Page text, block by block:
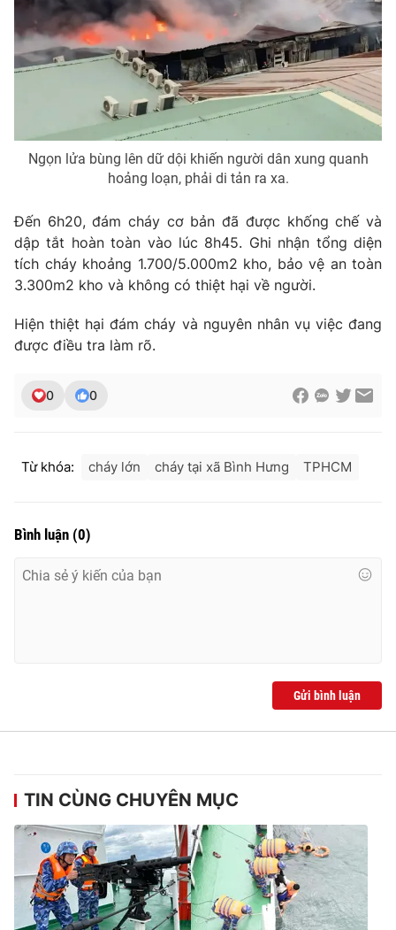
Theo dõi báo trên
Cơ quan chủ quản: Đài Truyền hình Việt Nam
Cơ quan báo chí:Thời báo VTV
Giấy phép hoạt động báo in và báo điện tử số 483/GP-BTTTT
cấp ngày 29/12/2023
Phó Tổng Biên tập:
Nguyễn Thị Mỹ Hạnh, Phạm Quốc Thắng,
Nguyễn Trọng Ninh
Ðiện thoại Thời báo VTV:
® Cấm sao chép dưới mọi hình thức nếu không có sự chấp
Ngọn lửa bùng lên dữ dội khiến người dân xung quanh
hoảng loạn, phải di tản ra xa.
Đến 6h20, đám cháy cơ bản đã được khống chế và
dập tắt hoàn toàn vào lúc 8h45. Ghi nhận tổng diện
tích cháy khoảng 1.700/5.000m2 kho, bảo vệ an toàn
3.300m2 kho và không có thiệt hại về người.
Hiện thiệt hại đám cháy và nguyên nhân vụ việc đang
được điều tra làm rõ.
0 0
Từ khóa: cháy lớn cháy tại xã Bình Hưng TPHCM
Bình luận (0)
Gửi bình luận
TIN CÙNG CHUYÊN MỤC